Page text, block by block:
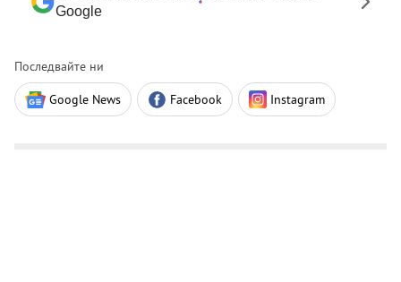
Google
Последвайте ни
Google News Facebook Instagram